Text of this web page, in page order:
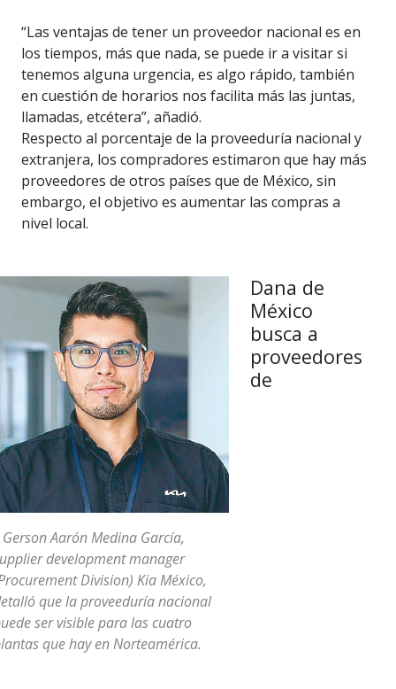
“Las ventajas de tener un proveedor nacional es en
los tiempos, más que nada, se puede ir a visitar si
tenemos alguna urgencia, es algo rápido, también
en cuestión de horarios nos facilita más las juntas,
llamadas, etcétera”, añadió.
Respecto al porcentaje de la proveeduría nacional y
extranjera, los compradores estimaron que hay más
proveedores de otros países que de México, sin
embargo, el objetivo es aumentar las compras a
nivel local.
Gerson Aarón Medina García,
development manager
Division) Kia México,
que la proveeduría nacional
ser visible para las cuatro
que hay en Norteamérica.
Dana de
México
busca a
proveedores
de